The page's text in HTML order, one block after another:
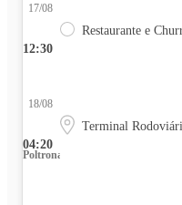
12:30
17/08
Restaurante e
04:20
18/08
Terminal
Poltrona